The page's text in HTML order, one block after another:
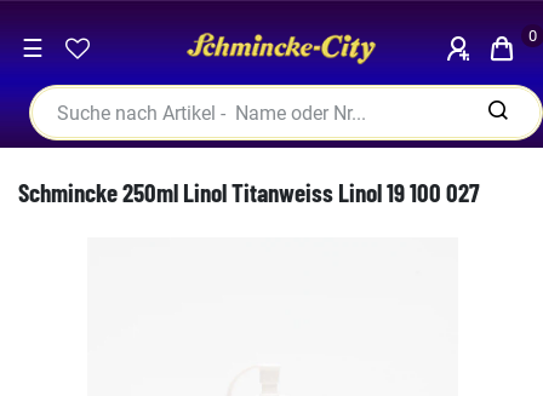
☰ 0
Schmincke 250ml Linol Titanweiss Linol 19 100 027